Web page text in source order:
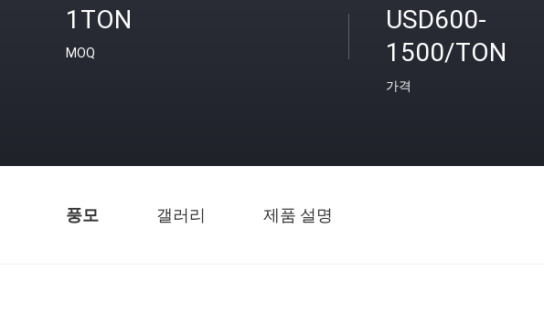
1TON
MOQ
USD600-
1500/TON
가격
풍모 갤러리 제품 설명